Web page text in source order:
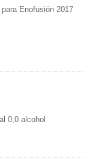
Enofusión 2017
0,0 alcohol